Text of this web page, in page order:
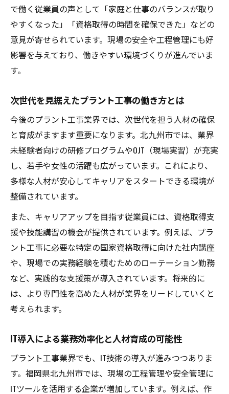
で働く従業員の声として「家庭と仕事のバランスが取り
やすくなった」「資格取得の時間を確保できた」などの
意見が寄せられています。現場の安全や工程管理にも好
影響を与えており、働きやすい環境づくりが進んでいま
す。
次世代を見据えたプラント工事の働き方とは
今後のプラント工事業界では、次世代を担う人材の確保
と育成がますます重要になります。北九州市では、業界
未経験者向けの研修プログラムやOJT（現場実習）が充実
し、若手や女性の活躍も広がっています。これにより、
多様な人材が安心してキャリアをスタートできる環境が
整備されています。
また、キャリアアップを目指す従業員には、資格取得支
援や技能講習の機会が提供されています。例えば、プラ
ント工事に必要な特定の国家資格取得に向けた社内講座
や、現場での実務経験を積むためのローテーション勤務
など、実践的な支援策が導入されています。将来的に
は、より専門性を高めた人材が業界をリードしていくと
考えられます。
IT導入による業務効率化と人材育成の可能性
プラント工事業界でも、IT技術の導入が進みつつありま
す。福岡県北九州市では、現場の工程管理や安全管理に
ITツールを活用する企業が増加しています。例えば、作